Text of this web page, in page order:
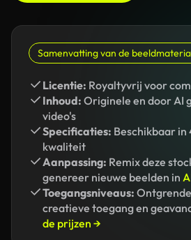
Samenvatting van de
Licentie: Royaltyvrij voor
Inhoud: Originele en door AI
video's
Specificaties: Beschikbaar in
kwaliteit
Aanpassing: Remix deze
genereer nieuwe beelden in
Toegangsniveaus:
creatieve toegang en
de prijzen →